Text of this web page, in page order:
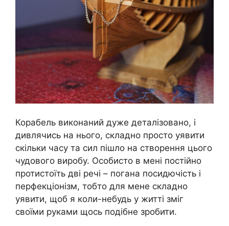
Корабель виконаний дуже деталізовано, і
дивлячись на нього, складно просто уявити
скільки часу та сил пішло на створення цього
чудового виробу. Особисто в мені постійно
протистоїть дві речі – погана посидючість і
перфекціонізм, тобто для мене складно
уявити, щоб я коли-небудь у житті зміг
своїми руками щось подібне зробити.